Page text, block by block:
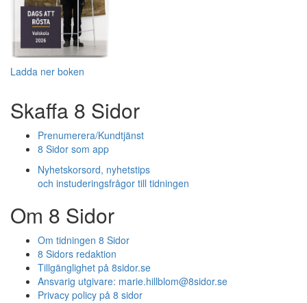
Ladda ner boken
Skaffa 8 Sidor
Prenumerera/Kundtjänst
8 Sidor som app
Nyhetskorsord, nyhetstips
och instuderingsfrågor till tidningen
Om 8 Sidor
Om tidningen 8 Sidor
8 Sidors redaktion
Tillgänglighet på 8sidor.se
Ansvarig utgivare: marie.hillblom@8sidor.se
Privacy policy på 8 sidor